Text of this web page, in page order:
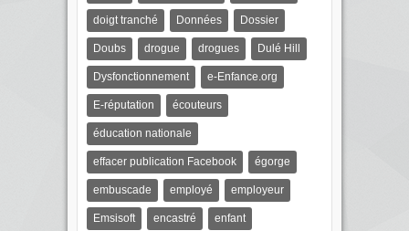
doigt tranché Données Dossier
Doubs drogue drogues Dulé Hill
Dysfonctionnement e-Enfance.org
E-réputation écouteurs
éducation nationale
effacer publication Facebook égorge
embuscade employé employeur
Emsisoft encastré enfant